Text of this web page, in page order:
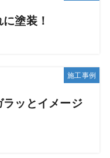
塗装！
施工事例
ッとイメージ